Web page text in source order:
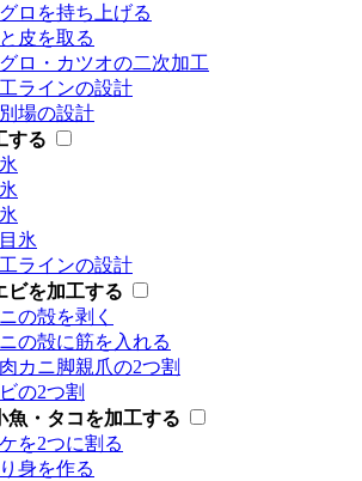
ロを持ち上げる
皮を取る
ロ・カツオの二次加工
ラインの設計
場の設計
する
氷
ラインの設計
ビを加工する
の殻を剥く
の殻に筋を入れる
カニ脚親爪の2つ割
の2つ割
魚・タコを加工する
を2つに割る
身を作る